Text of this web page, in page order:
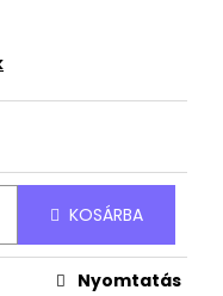
KOSÁRBA
Nyomtatás